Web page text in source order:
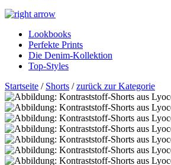
Lookbooks
Perfekte Prints
Die Denim-Kollektion
Top-Styles
Startseite / Shorts /zurück zur Kategorie